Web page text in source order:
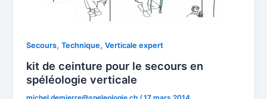
Secours,Technique,Verticale expert
kit de ceinture pour le secours en
spéléologie verticale